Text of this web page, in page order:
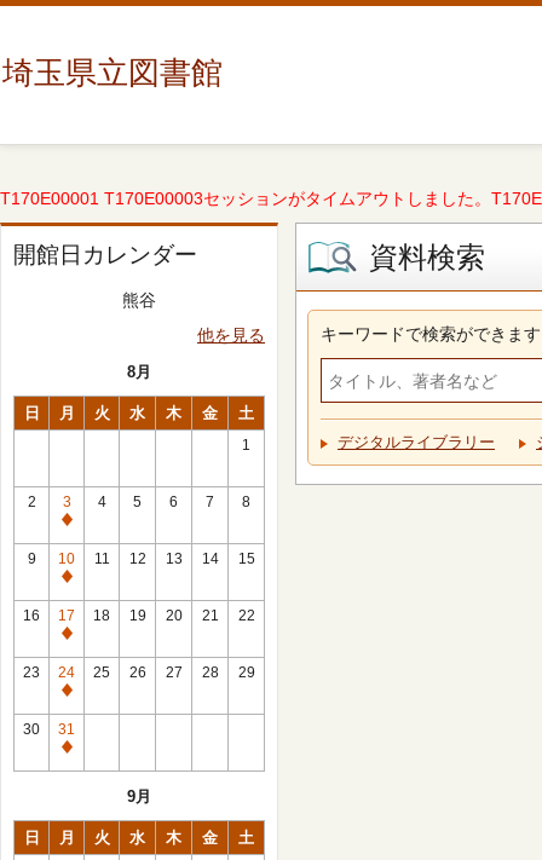
埼玉県立図書館
T170E00001 T170E00003セッションがタイムアウトしました。
開館日カレンダー
熊谷
他を見る
8月
日 月 火 水 木 金 土
1
2
3
休
館
日
4 5 6 7 8
9
10
休
館
日
11 12 13 14 15
16
17
休
館
日
18 19 20 21 22
23
24
休
館
日
25 26 27 28 29
30
31
休
9月
日 月 火 水 木 金 土
資料検索
キーワードで検索ができます
デジタルライブラリー